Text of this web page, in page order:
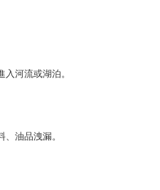
河流或湖泊。
油品洩漏。